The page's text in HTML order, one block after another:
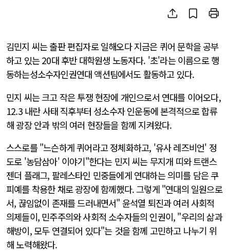
김민지 씨는 출판 편집자로 일해오다 지금은 퀴어 문학을 공부
하고 있는 20대 후반 대학원생 노동자다. '초'라는 이름으로 행
동하는성소수자인권연대 액션팀에서도 활동하고 있다.
민지 씨는 크고 작은 투쟁 현장에 개인으로서 연대를 이어오다,
12.3 내란 사태 직후부터 성소수자 인운동에 본격적으로 합류
해 광장 안과 밖의 여러 현장들을 함께 지켜왔다.
스스로를 "느슨하게 퀴어라고 정체화하고, '유사 레즈비언' 정
도로 '농담삼아' 이야기"한다는 민지 씨는 무지개 띠와 트랜스
젠더 플래그, 팔레스타인 민중들에게 연대하는 의미를 담은 쿠
피예를 착용한 채로 광장에 함께했다. 그렇게 "연대의 일원으로
서, 끊임없이 존재를 드러내면서" 윤석열 퇴진과 여러 사회적
의제들이, 민주주의와 사회적 소수자들의 인권이, "우리의 삶과
해방이, 모두 연결되어 있다"는 것을 함께 고민하고 나누기 위
해 노력해왔다.